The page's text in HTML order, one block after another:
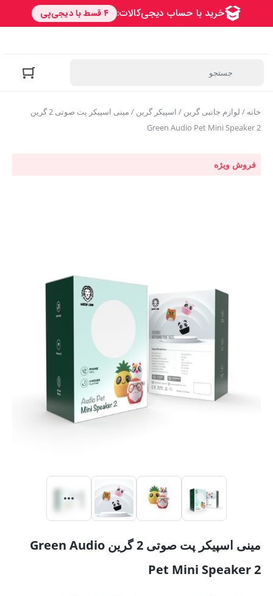
خانه / لوازم جانبی گرین / اسپیکر گرین
/ مینی اسپیکر پت صوتی 2 گرین
Green Audio Pet Mini Speaker 2
فروش ویژه
مینی اسپیکر پت صوتی 2 گرین Green Audio
Pet Mini Speaker 2